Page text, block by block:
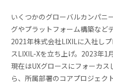
いくつかのグローバルカンパニ
グやプラットフォーム構築など
2021年株式会社LIXILに入社し
スLIXIL-Xを立ち上げ。2023年1
現在はUXグロースにフォーカ
ら、所属部署のコアプロジェク